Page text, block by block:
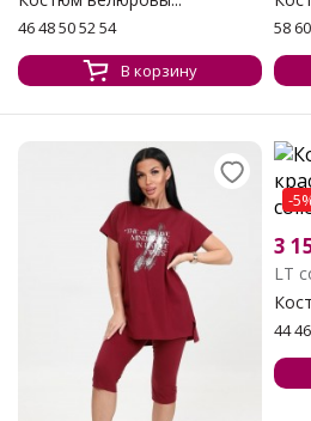
46 48 50 52 54
В корзину
58 60
-
3
LT
44